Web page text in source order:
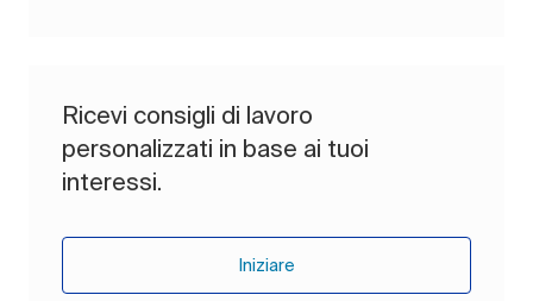
Ricevi consigli di lavoro
personalizzati in base ai tuoi
interessi.
Iniziare